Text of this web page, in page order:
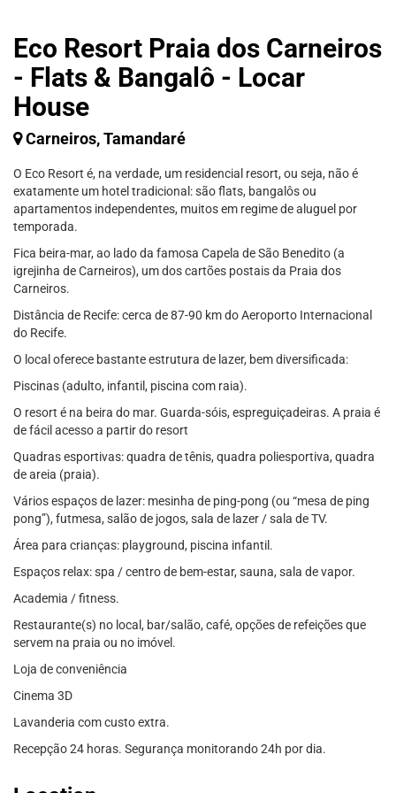
Eco Resort Praia dos Carneiros
- Flats & Bangalô - Locar
House
Carneiros, Tamandaré
O Eco Resort é, na verdade, um residencial resort, ou seja, não é
exatamente um hotel tradicional: são flats, bangalôs ou
apartamentos independentes, muitos em regime de aluguel por
temporada.
Fica beira-mar, ao lado da famosa Capela de São Benedito (a
igrejinha de Carneiros), um dos cartões postais da Praia dos
Carneiros.
Distância de Recife: cerca de 87-90 km do Aeroporto Internacional
do Recife.
O local oferece bastante estrutura de lazer, bem diversificada:
Piscinas (adulto, infantil, piscina com raia).
O resort é na beira do mar. Guarda-sóis, espreguiçadeiras. A praia é
de fácil acesso a partir do resort
Quadras esportivas: quadra de tênis, quadra poliesportiva, quadra
de areia (praia).
Vários espaços de lazer: mesinha de ping-pong (ou “mesa de ping
pong”), futmesa, salão de jogos, sala de lazer / sala de TV.
Área para crianças: playground, piscina infantil.
Espaços relax: spa / centro de bem-estar, sauna, sala de vapor.
Academia / fitness.
Restaurante(s) no local, bar/salão, café, opções de refeições que
servem na praia ou no imóvel.
Loja de conveniência
Cinema 3D
Lavanderia com custo extra.
Recepção 24 horas. Segurança monitorando 24h por dia.